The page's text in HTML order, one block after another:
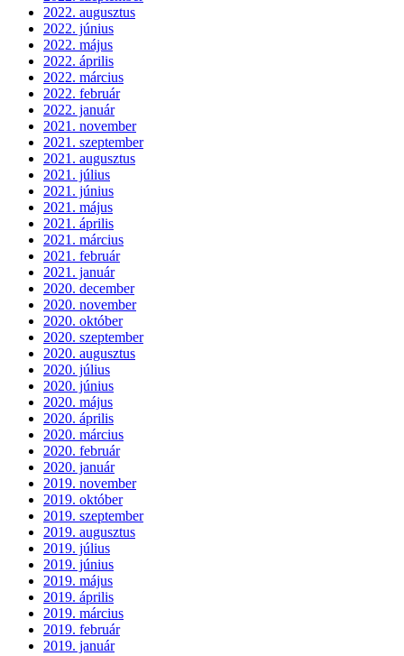
2022. augusztus
2022. június
2022. május
2022. április
2022. március
2022. február
2022. január
2021. november
2021. szeptember
2021. augusztus
2021. július
2021. június
2021. május
2021. április
2021. március
2021. február
2021. január
2020. december
2020. november
2020. október
2020. szeptember
2020. augusztus
2020. július
2020. június
2020. május
2020. április
2020. március
2020. február
2020. január
2019. november
2019. október
2019. szeptember
2019. augusztus
2019. július
2019. június
2019. május
2019. április
2019. március
2019. február
2019. január